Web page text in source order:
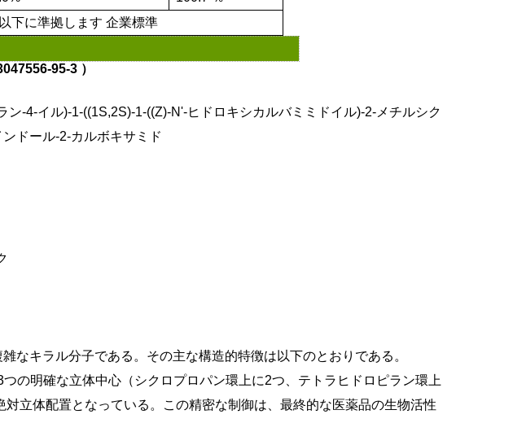
下に準拠します 企業標準
95-3 ）
ン-4-イル)-1-((1S,2S)-1-((Z)-N'-ヒドロキシカルバミミドイル)-2-メチルシク
ドール-2-カルボキサミド
なキラル分子である。その主な構造的特徴は以下のとおりである。
つの明確な立体中心（シクロプロパン環上に2つ、テトラヒドロピラン環上
立体配置となっている。この精密な制御は、最終的な医薬品の生物活性